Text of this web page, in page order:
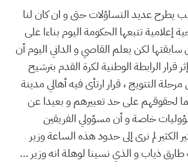
يطرح عديد التساؤلات حتى و ان كان لنا
إعلامية تتبعها الحكومة اليوم بناءا على
لكن يعلم القاصي و الداني اليوم أن
قرار الرابطة الوطنية لكرة القدم بترشيح
مرحلة التتويج ، قرار ارتأى فيه أهالي مدينة
لحقوقهم على حد تعبيرهم و بعيدا عن
خاصة و أن مسؤولي الفريقين
الكثير لم نرى إلى حدود هذه الساعة وزير
ذياب و الذي نسينا لوهلة انه وزير …